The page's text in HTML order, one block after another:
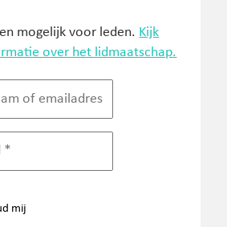
mogelijk voor leden. Kijk
over het lidmaatschap.
mij